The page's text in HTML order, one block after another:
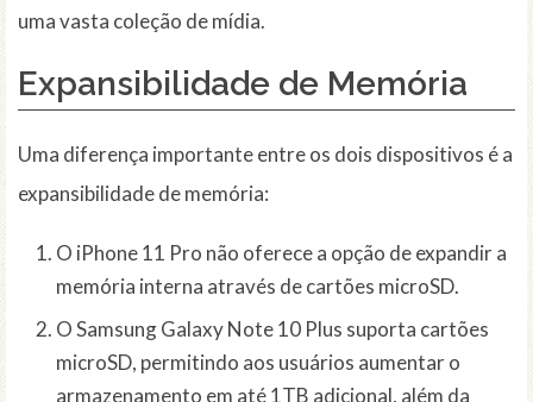
uma vasta coleção de mídia.
Expansibilidade de Memória
Uma diferença importante entre os dois dispositivos é a
expansibilidade de memória:
O iPhone 11 Pro não oferece a opção de expandir a
memória interna através de cartões microSD.
O Samsung Galaxy Note 10 Plus suporta cartões
microSD, permitindo aos usuários aumentar o
armazenamento em até 1TB adicional, além da